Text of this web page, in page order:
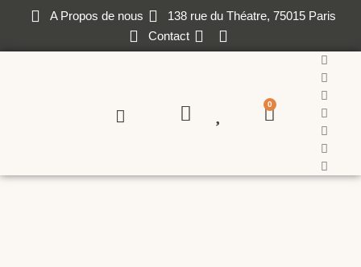
A Propos de nous
138 rue du Théatre, 75015 Paris
Contact
0